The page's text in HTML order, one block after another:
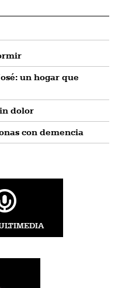
un hogar que
dolor
con demencia